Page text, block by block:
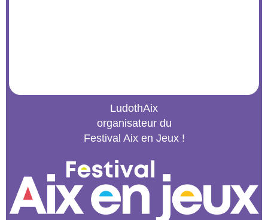
LudothAix
organisateur du
Festival Aix en Jeux !